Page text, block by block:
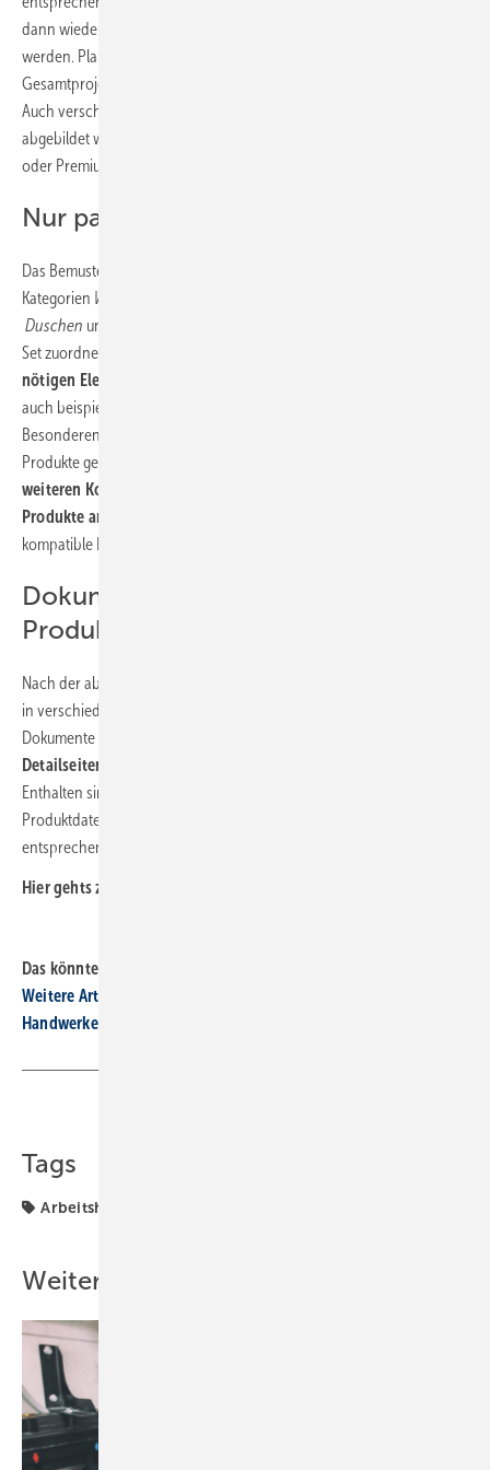
dann wiederum die ausgewählten Geberit-Produkte zugewiesen
werden. Planer erhalten so eine bessere Übersicht über das
Gesamtprojekt und Produkte werden nicht mehrfach zugeordnet.
Auch verschiedene Ausstattungsvarianten für ein Objekt können
abgebildet werden, in der Wohnungsplanung beispielsweise Standard
oder Premium.
Nur passende Produkte anzeigen
Das Bemusterungstool arbeitet in sogenannten Sets, unterteilt in die
Kategorien WCs
Duschen und
Set zuordnet,
nötigen Elemente hin.
auch beispielsweise in der Vorwand, direkt mit angeboten werden.
Besonderen Wert hat Geberit auf die wechselseitige Kompatibilität der
Produkte gelegt. Wählt der Nutzer ein Produkt,
weiteren Konfiguration automatisch nur die dazu kompatiblen
Produkte angezeigt
kompatible Betätigungsplatten wählbar.
Dokumente mit exakten
Produktdaten exportieren
Nach der abgeschlossenen Planung für ein Objekt erfolgt der Export
in verschiedene Formate: Als pdf-, Word- oder Excel-Dokument. Die
Dokumente beinhalten eine
Detailseiten zu den Produkten sowie die jeweiligen Datenblätter.
Enthalten sind in den Dokumenten zusätzlich die exakten
Produktdaten wie Größe und Artikelnummer sowie das
entsprechende Bildmaterial und technische Zeichnungen.
Hier gehts zum
Das könnte Sie interessieren:
Weitere Artikel zum Thema digitale Tools
Handwerkersoftware Streit V.1: Neue Version verfügbar
Tags
Arbeitshilfe
Weitere Inhalte